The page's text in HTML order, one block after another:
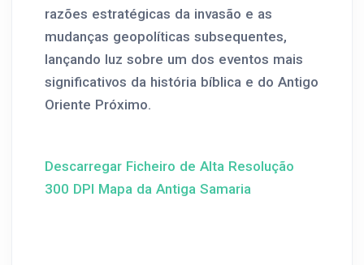
razões estratégicas da invasão e as
mudanças geopolíticas subsequentes,
lançando luz sobre um dos eventos mais
significativos da história bíblica e do Antigo
Oriente Próximo.
Descarregar Ficheiro de Alta Resolução
300 DPI Mapa da Antiga Samaria